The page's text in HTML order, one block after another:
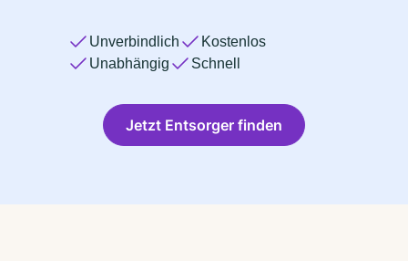
Unverbindlich
Kostenlos
Unabhängig
Schnell
Jetzt Entsorger finden